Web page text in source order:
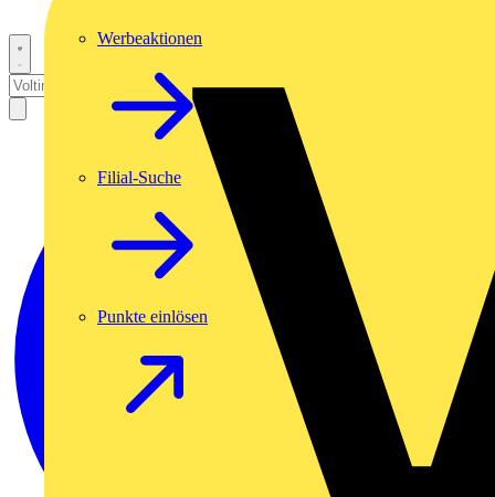
Werbeaktionen
Filial-Suche
Punkte einlösen